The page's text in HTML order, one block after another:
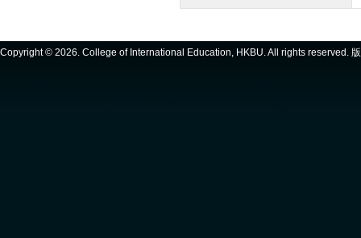
Copyright © 2026. College of International Education, HKBU. All rights reserved.